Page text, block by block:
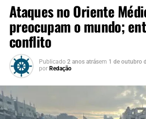
Ataques no Oriente
preocupam o mundo;
conflito
Publicado 2 anos atrásem 1 de outubro
por Redação